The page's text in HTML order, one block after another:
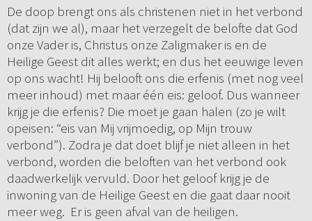
De doop brengt ons als christenen niet in het verbond
(dat zijn we al), maar het verzegelt de belofte dat God
onze Vader is, Christus onze Zaligmaker is en de
Heilige Geest dit alles werkt; en dus het eeuwige leven
op ons wacht! Hij belooft ons die erfenis (met nog veel
meer inhoud) met maar één eis: geloof. Dus wanneer
krijg je die erfenis? Die moet je gaan halen (zo je wilt
opeisen: “eis van Mij vrijmoedig, op Mijn trouw
verbond”). Zodra je dat doet blijf je niet alleen in het
verbond, worden die beloften van het verbond ook
daadwerkelijk vervuld. Door het geloof krijg je de
inwoning van de Heilige Geest en die gaat daar nooit
meer weg. Er is geen afval van de heiligen.